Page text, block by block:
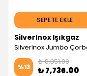
SEPETE EKLE
SilverInox Işıkgaz
%13
₺ 8,851.00
₺ 7,736.00